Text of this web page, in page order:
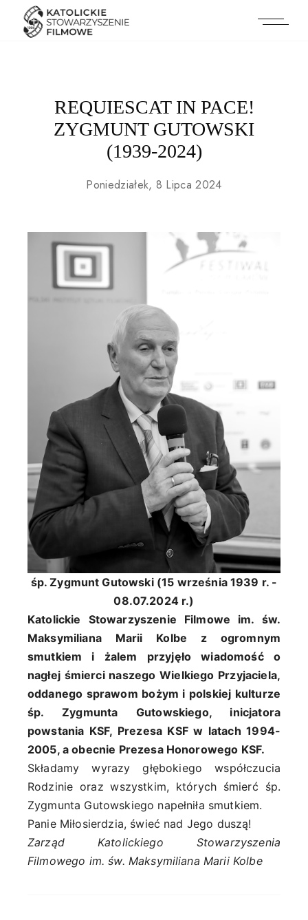
REQUIESCAT IN PACE!
ZYGMUNT GUTOWSKI
(1939-2024)
Poniedziałek, 8 Lipca 2024
śp. Zygmunt Gutowski (15 września 1939 r. -
08.07.2024 r.)
Katolickie Stowarzyszenie Filmowe im. św.
Maksymiliana Marii Kolbe z ogromnym
smutkiem i żalem przyjęło wiadomość o
nagłej śmierci naszego Wielkiego Przyjaciela,
oddanego sprawom bożym i polskiej kulturze
śp. Zygmunta Gutowskiego, inicjatora
powstania KSF, Prezesa KSF w latach 1994-
2005, a obecnie Prezesa Honorowego KSF.
Składamy wyrazy głębokiego współczucia
Rodzinie oraz wszystkim, których śmierć śp.
Zygmunta Gutowskiego napełniła smutkiem.
Panie Miłosierdzia, świeć nad Jego duszą!
Zarząd Katolickiego Stowarzyszenia
Filmowego im. św. Maksymiliana Marii Kolbe